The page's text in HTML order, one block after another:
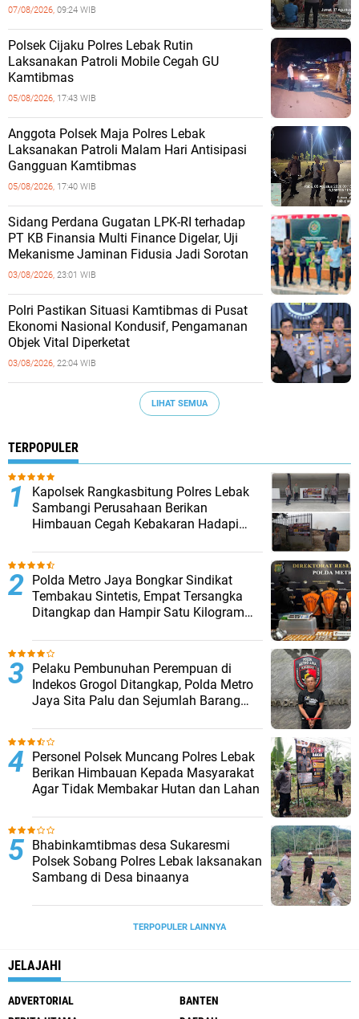
07/08/2026, 09:24 WIB
Polsek Cijaku Polres Lebak Rutin
Laksanakan Patroli Mobile Cegah GU
Kamtibmas
05/08/2026, 17:43 WIB
Anggota Polsek Maja Polres Lebak
Laksanakan Patroli Malam Hari Antisipasi
Gangguan Kamtibmas
05/08/2026, 17:40 WIB
Sidang Perdana Gugatan LPK-RI terhadap
PT KB Finansia Multi Finance Digelar, Uji
Mekanisme Jaminan Fidusia Jadi Sorotan
03/08/2026, 23:01 WIB
‎Polri Pastikan Situasi Kamtibmas di Pusat
Ekonomi Nasional Kondusif, Pengamanan
Objek Vital Diperketat
03/08/2026, 22:04 WIB
LIHAT SEMUA
TERPOPULER
Kapolsek Rangkasbitung Polres Lebak
Sambangi Perusahaan Berikan
Himbauan Cegah Kebakaran Hadapi
‎Polda Metro Jaya Bongkar Sindikat
Tembakau Sintetis, Empat Tersangka
Ditangkap dan Hampir Satu Kilogram
Pelaku Pembunuhan Perempuan di
Indekos Grogol Ditangkap, Polda Metro
Jaya Sita Palu dan Sejumlah Barang
Personel Polsek Muncang Polres Lebak
Berikan Himbauan Kepada Masyarakat
Agar Tidak Membakar Hutan dan Lahan
Bhabinkamtibmas desa Sukaresmi
Polsek Sobang Polres Lebak laksanakan
Sambang di Desa binaanya
TERPOPULER LAINNYA
JELAJAHI
ADVERTORIAL
BANTEN